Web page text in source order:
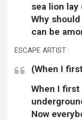
sea lion lay
Why
can be
ESCAPE ARTIST :
(When I
When I
Now